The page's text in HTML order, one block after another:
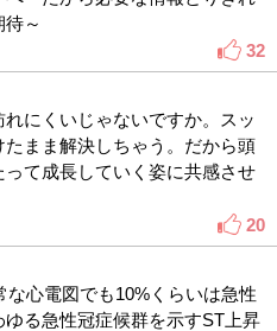
～
32
にくいじゃないですか。スッ
まま解決しちゃう。だから頭
て成長していく姿に共感させ
20
心電図でも10%くらいは急性
る急性冠症候群を示すST上昇